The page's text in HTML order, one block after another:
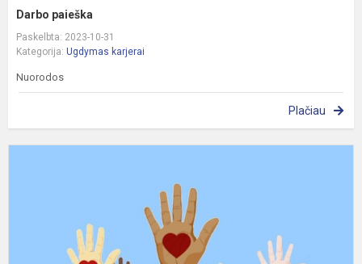
Darbo paieška
Paskelbta: 2023-10-31
Kategorija: Ugdymas karjerai
Nuorodos
Plačiau